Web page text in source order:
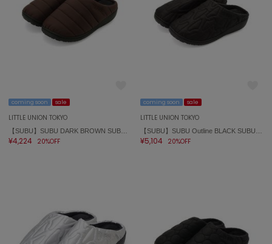
null.
ヌル
オニツカ タイガー
ORGUE
オルグ
パトリック
coming soon sale
LITTLE UNION TOKYO
¥4,224 20%OFF
coming soon sale
LITTLE UNION TOKYO
¥5,104 20%OFF